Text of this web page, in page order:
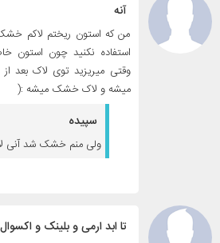
آنه
من که استون ریختم لاکم
استفاده نکنید چون استون
وقتی میریزید توی لاک بعد
میشه و لاک خشک میشه :(
سپیده
ولی منم خشک شد آنی
تا ابد ارمی و بلینک و